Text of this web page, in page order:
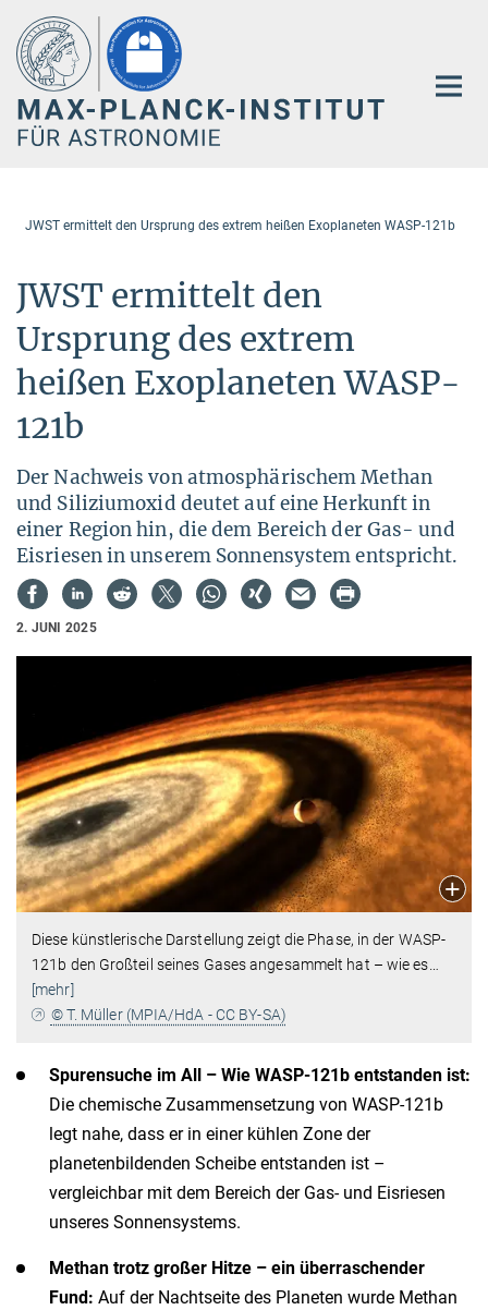
Hauptinhalt
JWST ermittelt den Ursprung des extrem heißen Exoplaneten WASP-121b
JWST ermittelt den
Ursprung des extrem
heißen Exoplaneten WASP-
121b
Der Nachweis von atmosphärischem Methan
und Siliziumoxid deutet auf eine Herkunft in
einer Region hin, die dem Bereich der Gas- und
Eisriesen in unserem Sonnensystem entspricht.
2. JUNI 2025
Diese künstlerische Darstellung zeigt die Phase, in der WASP-
121b den Großteil seines Gases angesammelt hat – wie es
[mehr]
© T. Müller (MPIA/HdA - CC BY-SA)
Spurensuche im All – Wie WASP-121b entstanden ist:
Die chemische Zusammensetzung von WASP-121b
legt nahe, dass er in einer kühlen Zone der
planetenbildenden Scheibe entstanden ist –
vergleichbar mit dem Bereich der Gas- und Eisriesen
unseres Sonnensystems.
Methan trotz großer Hitze – ein überraschender
Fund: Auf der Nachtseite des Planeten wurde Methan